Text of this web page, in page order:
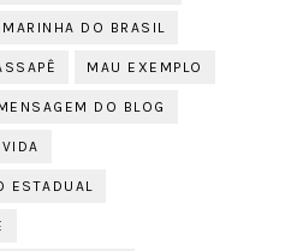
MARINHA DO BRASIL
MAU EXEMPLO
DO BLOG
ESTADUAL